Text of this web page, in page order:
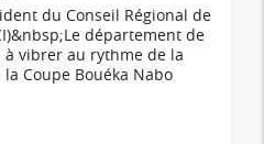
du Conseil Régional de
département de
à vibrer au rythme de la
Coupe Bouéka Nabo